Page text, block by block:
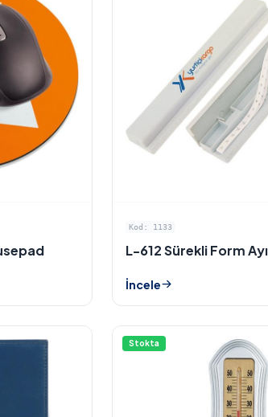
Kod: 1133
L-612 Sürekli Form
İncele
Stokta